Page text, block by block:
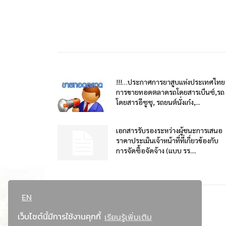
EN
เว็บไซต์นี้มีการใช้งานคุกกี้ เรียนรู้เพิ่มเติม
!!!…ประกาศการยาสูบแห่งประเทศไทย
การขายทอดตลาดรถโดยสารเบ็นซ์,รถ
โดยสารอีซูซุ, รถยนต์นั่งเก๋ง,...
เอกสารรับรองระหว่างผู้ชนะการเสนอ
ราคาประเมินเจ้าหน้าที่ที่เกี่ยวข้องกับ
การจัดซื้อจัดจ้าง (แบบ รร....